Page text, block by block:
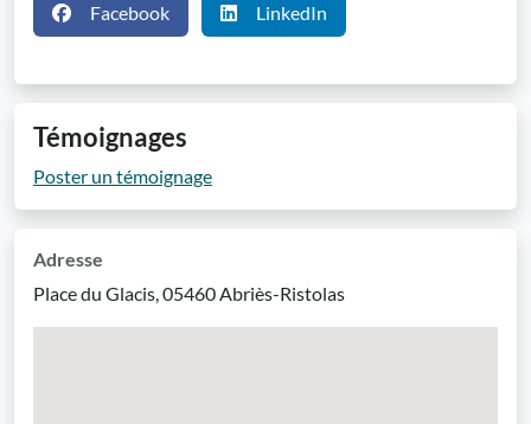
Facebook LinkedIn
Témoignages
Poster un témoignage
Adresse
Place du Glacis, 05460 Abriès-Ristolas